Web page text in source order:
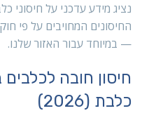
החיסונים המחויבים על פי
— במיוחד עבור האזור שלנו.
חיסון חובה
כלבת (2026)